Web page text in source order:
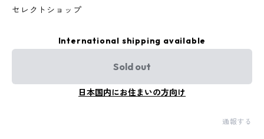
セレクトショップ
International shipping available
Sold out
日本国内にお住まいの方向け
通報する